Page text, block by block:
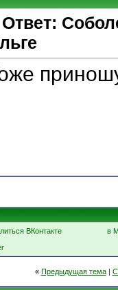
Ответ:
ВКонтакте
в
« Предыдущая тема|